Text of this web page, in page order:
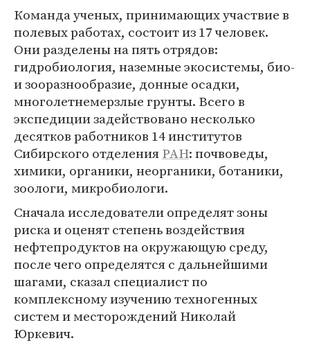
Команда ученых, принимающих участвие в
полевых работах, состоит из 17 человек.
Они разделены на пять отрядов:
гидробиология, наземные экосистемы, био-
и зооразнообразие, донные осадки,
многолетнемерзлые грунты. Всего в
экспедиции задействовано несколько
десятков работников 14 институтов
Сибирского отделенияРАН: почвоведы,
химики, органики, неорганики, ботаники,
зоологи, микробиологи.
Сначала исследователи определят зоны
риска и оценят степень воздействия
нефтепродуктов на окружающую среду,
после чего определятся с дальнейшими
шагами, сказал специалист по
комплексному изучению техногенных
систем и месторождений Николай
Юркевич.